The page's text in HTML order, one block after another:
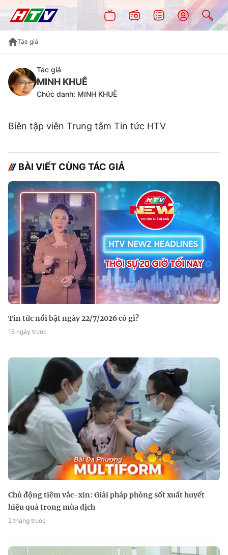
Tác giả
Tác giả
MINH KHUÊ
Chức danh: MINH KHUÊ
Biên tập viên Trung tâm Tin tức HTV
BÀI VIẾT CÙNG TÁC GIẢ
Tin tức nổi bật ngày 22/7/2026 có gì?
15 ngày trước
Chủ động tiêm vắc-xin: Giải pháp phòng sốt xuất huyết
hiệu quả trong mùa dịch
2 tháng trước